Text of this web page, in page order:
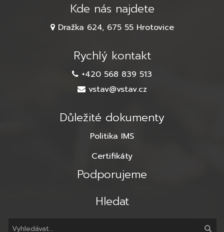
Kde nás najdete
Dražka 624, 675 55 Hrotovice
Rychlý kontakt
+420 568 839 513
vstav@vstav.cz
Důležité dokumenty
Politika IMS
Certifikáty
Podporujeme
Hledat